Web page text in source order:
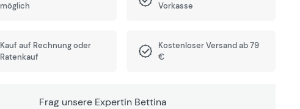
möglich
Vorkasse
Kauf auf Rechnung oder
Ratenkauf
Kostenloser Versand ab 79
€
Frag unsere Expertin Bettina